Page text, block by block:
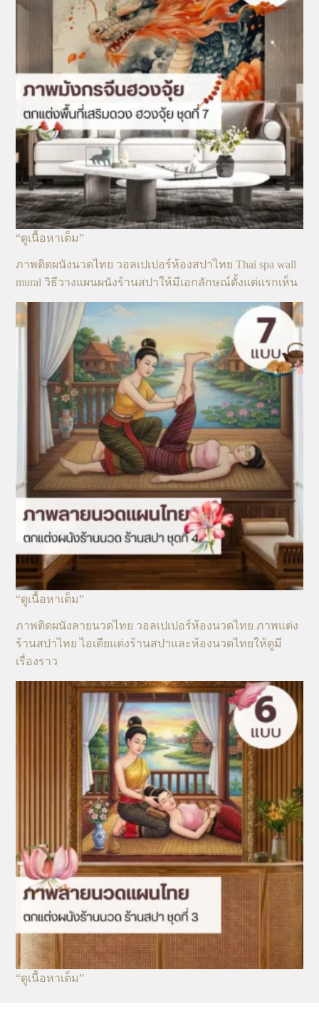
“ดูเนื้อหาเต็ม”
ภาพติดผนังนวดไทย วอลเปเปอร์ห้องสปาไทย Thai spa wall
mural วิธีวางแผนผนังร้านสปาให้มีเอกลักษณ์ตั้งแต่แรกเห็น
“ดูเนื้อหาเต็ม”
ภาพติดผนังลายนวดไทย วอลเปเปอร์ห้องนวดไทย ภาพแต่ง
ร้านสปาไทย ไอเดียแต่งร้านสปาและห้องนวดไทยให้ดูมี
เรื่องราว
“ดูเนื้อหาเต็ม”